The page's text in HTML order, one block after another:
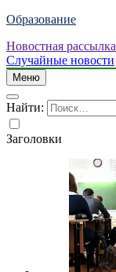
Образование
Новостная рассылка
Случайные новости
Меню
Найти:
Заголовки